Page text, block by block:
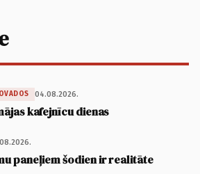
04.08.2026.
kafejnīcu dienas
paneļiem šodien ir realitāte